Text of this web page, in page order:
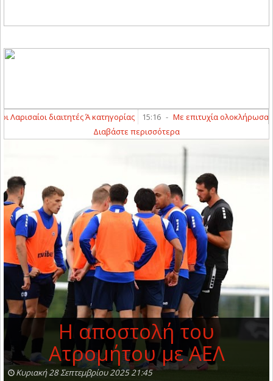
διαιτητές Ά κατηγορίας 15:16 - Με επιτυχία ολοκλήρωσαν τα
Διαβάστε περισσότερα
Η αποστολή του
Ατρομήτου με ΑΕΛ
Κυριακή 28 Σεπτεμβρίου 2025 21:45